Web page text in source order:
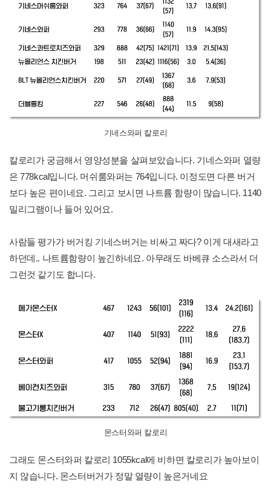
기네스와퍼 칼로리
칼로리가 궁금해서 영양성분을 살펴보았습니다. 기네스와퍼 열량
은 778kcal입니다. 머쉬룸와퍼는 764입니다. 이정도면 다른 버거
보다 높은 편이네요. 그리고 보시면 나트륨 함량이 많습니다. 1140
밀리그램이나 들어 있어요.
사람들 평가가 버거킹 기네스버거는 비싸고 짜다? 이게 대새라고
하던데.. 나트륨함량이 높긴하네요. 아무래도 바베큐 소스라서 더
그런것 같기도 합니다.
몬스터와퍼 칼로리
그래도 몬스터와퍼 칼로리 1055kcal에 비하면 칼로리가 높아보이
지 않습니다. 몬스터버거가 정말 열량이 높은거네요